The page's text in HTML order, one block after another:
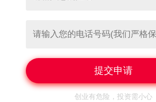
创业有危险，投资需小心